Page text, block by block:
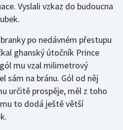
Vyslali vzkaz do budoucna
po nedávném přestupu
ghanský útočník Prince
mu vzal milimetrový
sám na bránu. Gól od něj
určitě prospěje, měl z toho
to dodá ještě větší